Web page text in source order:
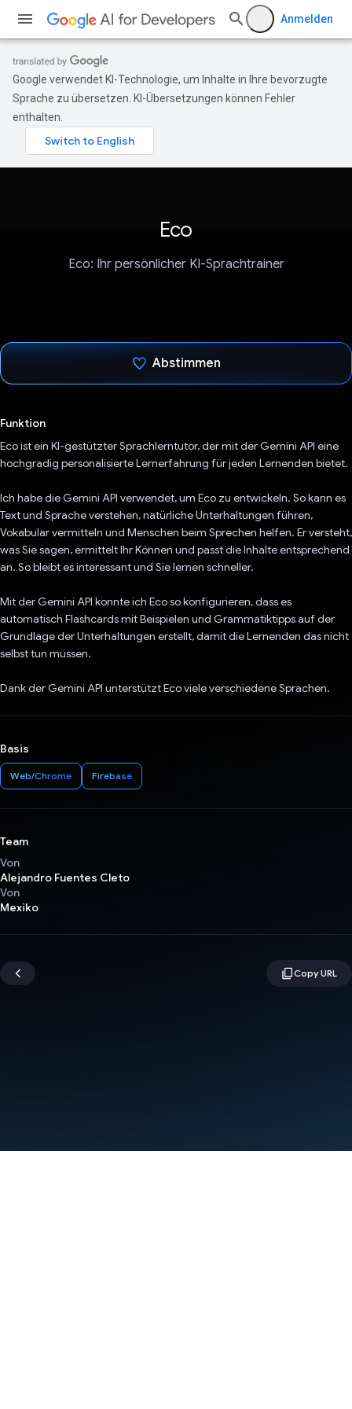
Anmelden
Google verwendet KI-Technologie, um Inhalte in Ihre bevorzugte
Sprache zu übersetzen. KI-Übersetzungen können Fehler
enthalten.
Eco
Eco: Ihr persönlicher KI-Sprachtrainer
Abstimmen
Funktion
Eco ist ein KI-gestützter Sprachlerntutor, der mit der Gemini API eine
hochgradig personalisierte Lernerfahrung für jeden Lernenden bietet.
Ich habe die Gemini API verwendet, um Eco zu entwickeln. So kann es
Text und Sprache verstehen, natürliche Unterhaltungen führen,
Vokabular vermitteln und Menschen beim Sprechen helfen. Er versteht,
was Sie sagen, ermittelt Ihr Können und passt die Inhalte entsprechend
an. So bleibt es interessant und Sie lernen schneller.
Mit der Gemini API konnte ich Eco so konfigurieren, dass es
automatisch Flashcards mit Beispielen und Grammatiktipps auf der
Grundlage der Unterhaltungen erstellt, damit die Lernenden das nicht
selbst tun müssen.
Dank der Gemini API unterstützt Eco viele verschiedene Sprachen.
Basis
Web/Chrome Firebase
Team
Von
Alejandro Fuentes Cleto
Von
Mexiko